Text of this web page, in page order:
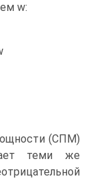
w:
(СПМ)
теми же